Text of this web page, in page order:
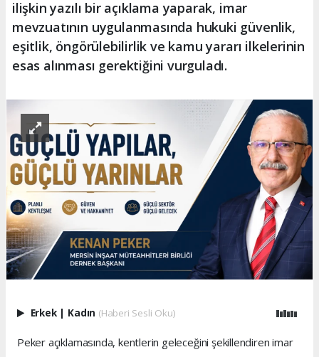
ilişkin yazılı bir açıklama yaparak, imar
mevzuatının uygulanmasında hukuki güvenlik,
eşitlik, öngörülebilirlik ve kamu yararı ilkelerinin
esas alınması gerektiğini vurguladı.
Erkek | Kadın (Haberi Sesli Oku)
Peker açıklamasında, kentlerin geleceğini şekillendiren imar